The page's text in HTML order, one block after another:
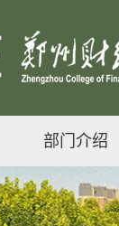
部门介绍